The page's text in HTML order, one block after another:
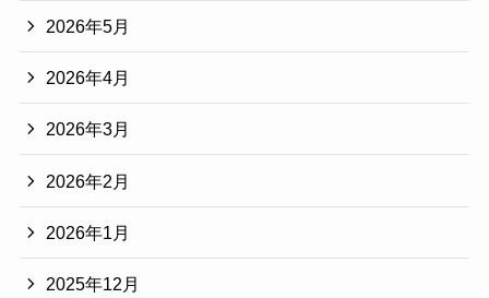
2026年5月
2026年4月
2026年3月
2026年2月
2026年1月
2025年12月